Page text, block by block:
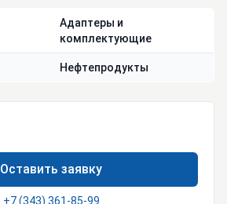
Адаптеры и
комплектующие
Нефтепродукты
Оставить заявку
+7 (343) 361-85-99